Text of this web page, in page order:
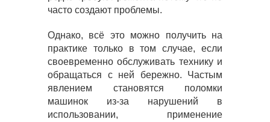
часто создают проблемы.
Однако, всё это можно получить на
практике только в том случае, если
своевременно обслуживать технику и
обращаться с ней бережно. Частым
явлением становятся поломки
машинок из-за нарушений в
использовании, применение